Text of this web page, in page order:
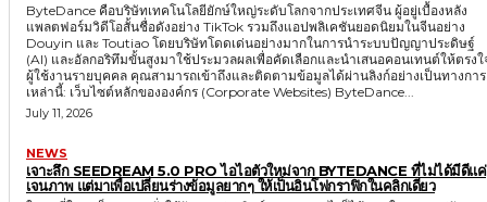
ByteDance คือบริษัทเทคโนโลยียักษ์ใหญ่ระดับโลกจากประเทศจีน ผู้อยู่เบื้องหลัง
แพลตฟอร์มวิดีโอสั้นชื่อดังอย่าง TikTok รวมถึงแอปพลิเคชันยอดนิยมในจีนอย่าง
Douyin และ Toutiao โดยบริษัทโดดเด่นอย่างมากในการนำระบบปัญญาประดิษฐ์
(AI) และอัลกอริทึมขั้นสูงมาใช้ประมวลผลเพื่อคัดเลือกและนำเสนอคอนเทนต์ให้ตรงใ
ผู้ใช้งานรายบุคคล คุณสามารถเข้าถึงและติดตามข้อมูลได้ผ่านลิงก์อย่างเป็นทางการ
เหล่านี้: เว็บไซต์หลักขององค์กร (Corporate Websites) ByteDance...
July 11, 2026
NEWS
เจาะลึก SEEDREAM 5.0 PRO ไอไอตัวใหม่จาก BYTEDANCE ที่ไม่ได้มีดีแค่
เจนภาพ แต่มาเพื่อเปลี่ยนร่างข้อมูลยากๆ ให้เป็นอินโฟกราฟิกในคลิกเดียว